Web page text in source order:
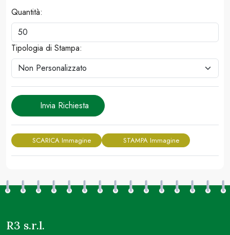
Quantità:
Tipologia di Stampa:
Invia Richiesta
SCARICA Immagine STAMPA Immagine
R3 s.r.l.